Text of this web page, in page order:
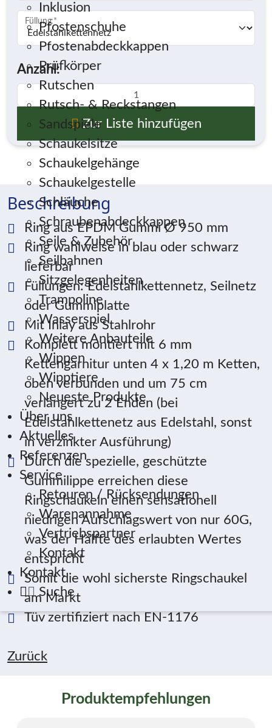
Inklusion
Pfostenschuhe
Pfostenabdeckkappen
Prüfkörper
Rutschen
Rutsch- & Reckstangen
Sandspiele
Schaukelsitze
Schaukelgehänge
Schaukelgestelle
Schläuche
Schraubenabdeckkappen
Seile & Zubehör
Seilbahnen
Sitzgelegenheiten
Trampoline
Wasserspiel
Weitere Anbauteile
Wippen
Wipptiere
Neueste Produkte
Über uns
Aktuelles
Referenzen
Service
Retouren / Rücksendungen
Warenannahme
Vertriebspartner
Kontakt
Kontakt
Suche
Füllung:*
Anzahl:
Zur Liste hinzufügen
Beschreibung
Ring aus EPDM Gummi Ø 950 mm
Ring wahlweise in blau oder schwarz
lieferbar
Füllungen: Edelstahlkettennetz, Seilnetz
oder Gummiplatte
Mit Inlay aus Stahlrohr
Komplett montiert mit 6 mm
Kettengarnitur unten 4 x 1,20 m Ketten,
oben verbunden und um 75 cm
verlängert zu 2 Enden (bei
Edelstahlkettenetz aus Edelstahl, sonst
in verzinkter Ausführung)
Durch die spezielle, geschützte
Gummilippe erreichen diese
Ringschaukeln einen sensationell
niedrigen Aufschlagswert von nur 60G,
was der Hälfte des erlaubten Wertes
entspricht
Somit die wohl sicherste Ringschaukel
am Markt
Tüv zertifiziert nach EN-1176
Zurück
Produktempfehlungen